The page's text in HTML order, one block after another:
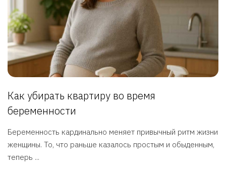
Как убирать квартиру во время
беременности
Беременность кардинально меняет привычный ритм жизни
женщины. То, что раньше казалось простым и обыденным,
теперь ...